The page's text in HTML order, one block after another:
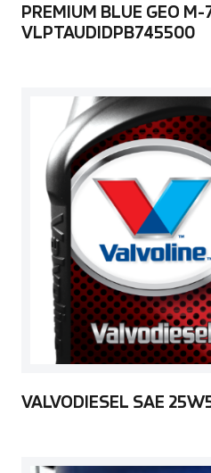
PREMIUM BLUE GEO
VLPTAUDIDPB745500
VALVODIESEL SAE